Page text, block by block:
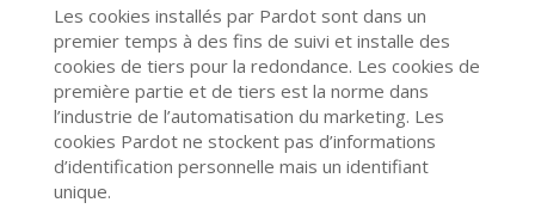
Les cookies installés par Pardot sont dans un
premier temps à des fins de suivi et installe des
cookies de tiers pour la redondance. Les cookies de
première partie et de tiers est la norme dans
l’industrie de l’automatisation du marketing. Les
cookies Pardot ne stockent pas d’informations
d’identification personnelle mais un identifiant
unique.